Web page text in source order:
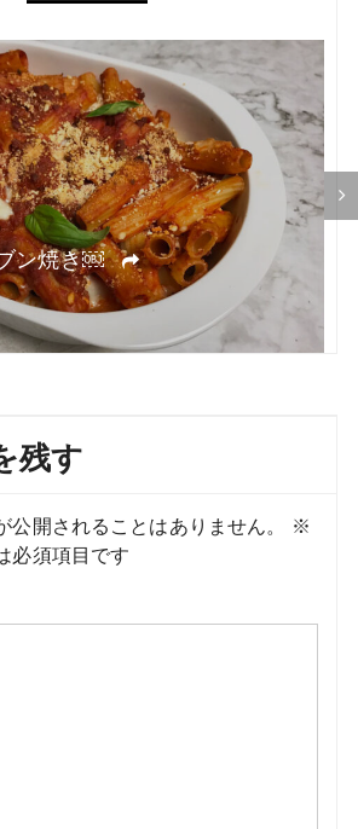
ン焼き￼
残す
公開されることはありません。
※
必須項目です